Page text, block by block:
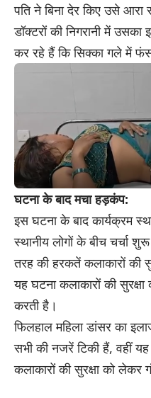
पति ने बिना देर किए उसे
डॉक्टरों की निगरानी में
कर रहे हैं कि सिक्का गले में
घटना के बाद मचा हड़कंप:
इस घटना के बाद कार्यक्रम
स्थानीय लोगों के बीच चर्चा
तरह की हरकतें कलाकारों की
यह घटना कलाकारों की
करती है।
फिलहाल महिला डांसर का
सभी की नजरें टिकी हैं, वहीं
कलाकारों की सुरक्षा को लेकर